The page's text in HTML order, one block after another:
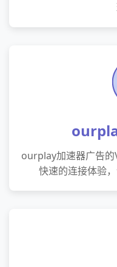
ourplay加速器广告的
快速的连接体验